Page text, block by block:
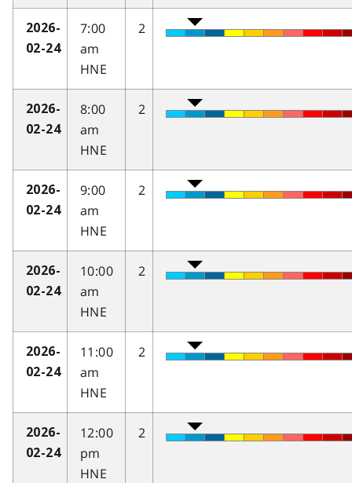
2026-
02-24
7:00
am
HNE
2
2026-
02-24
8:00
am
HNE
2
2026-
02-24
9:00
am
HNE
2
2026-
02-24
10:00
am
HNE
2
2026-
02-24
11:00
am
HNE
2
2026-
02-24
12:00
pm
HNE
2